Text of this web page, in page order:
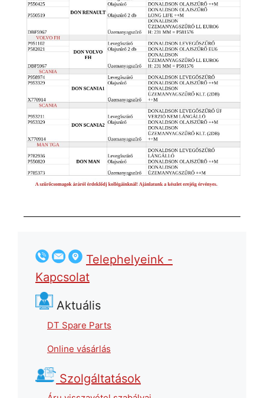
Telephelyeink -
Kapcsolat
Aktuális
DT Spare Parts
Online vásárlás
Szolgáltatások